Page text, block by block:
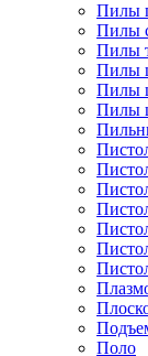
Пилы
Пилы
Пилы
Пилы
Пилы
Пилы
Поло